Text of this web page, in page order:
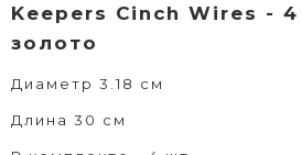
Keepers Cinch Wires -
золото
Диаметр 3.18 см
Длина 30 см